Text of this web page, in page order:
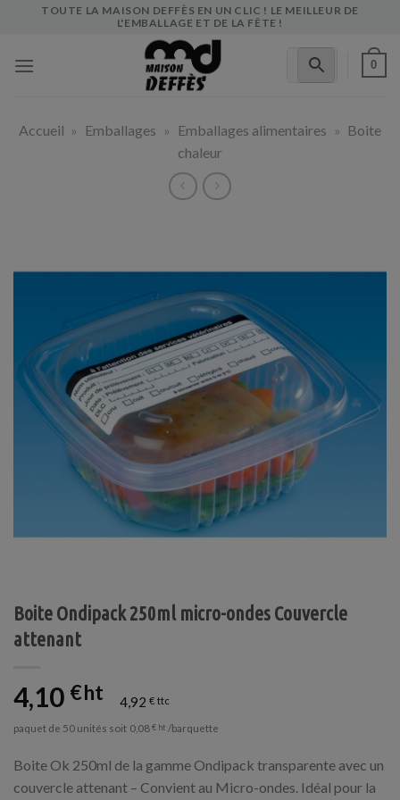
TOUTE LA MAISON DEFFÈS EN UN CLIC ! LE MEILLEUR DE
L'EMBALLAGE ET DE LA FÊTE !
0
Accueil » Emballages » Emballages alimentaires » Boite
chaleur
Boite Ondipack 250ml micro-ondes Couvercle
attenant
4,10 € 4,92 €
paquet de 50 unités soit 0,08€ /barquette
Boite Ok 250ml de la gamme Ondipack transparente avec un
couvercle attenant – Convient au Micro-ondes. Idéal pour la